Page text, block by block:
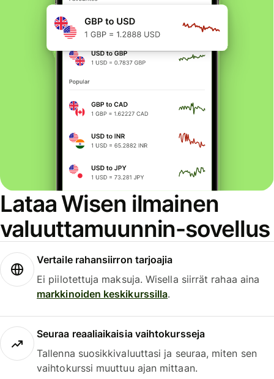
Lataa Wisen ilmainen
valuuttamuunnin-sovellus
Vertaile rahansiirron tarjoajia
Ei piilotettuja maksuja. Wisella siirrät rahaa aina
markkinoiden keskikurssilla.
Seuraa reaaliaikaisia vaihtokursseja
Tallenna suosikkivaluuttasi ja seuraa, miten sen
vaihtokurssi muuttuu ajan mittaan.